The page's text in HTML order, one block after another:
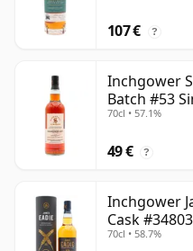
107 € ?
Inchgower
Batch #53
70cl • 57.1%
49 € ?
Inchgower
Cask
70cl • 58.7%